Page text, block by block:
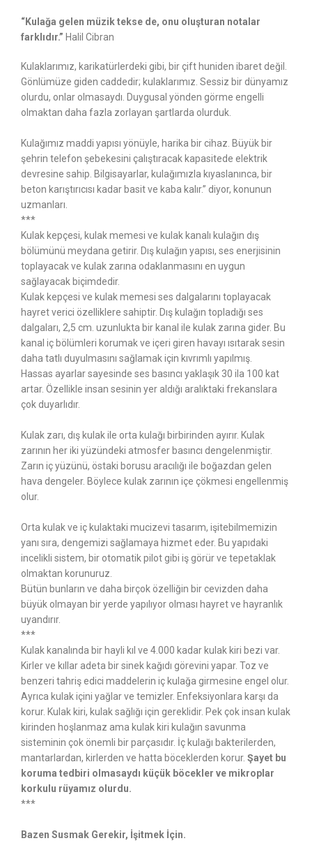
“Kulağa gelen müzik tekse de, onu oluşturan notalar
farklıdır.” Halil Cibran
Kulaklarımız, karikatürlerdeki gibi, bir çift huniden ibaret değil.
Gönlümüze giden caddedir; kulaklarımız. Sessiz bir dünyamız
olurdu, onlar olmasaydı. Duygusal yönden görme engelli
olmaktan daha fazla zorlayan şartlarda olurduk.
Kulağımız maddi yapısı yönüyle, harika bir cihaz. Büyük bir
şehrin telefon şebekesini çalıştıracak kapasitede elektrik
devresine sahip. Bilgisayarlar, kulağımızla kıyaslanınca, bir
beton karıştırıcısı kadar basit ve kaba kalır.” diyor, konunun
uzmanları.
***
Kulak kepçesi, kulak memesi ve kulak kanalı kulağın dış
bölümünü meydana getirir. Dış kulağın yapısı, ses enerjisinin
toplayacak ve kulak zarına odaklanmasını en uygun
sağlayacak biçimdedir.
Kulak kepçesi ve kulak memesi ses dalgalarını toplayacak
hayret verici özelliklere sahiptir. Dış kulağın topladığı ses
dalgaları, 2,5 cm. uzunlukta bir kanal ile kulak zarına gider. Bu
kanal iç bölümleri korumak ve içeri giren havayı ısıtarak sesin
daha tatlı duyulmasını sağlamak için kıvrımlı yapılmış.
Hassas ayarlar sayesinde ses basıncı yaklaşık 30 ila 100 kat
artar. Özellikle insan sesinin yer aldığı aralıktaki frekanslara
çok duyarlıdır.
Kulak zarı, dış kulak ile orta kulağı birbirinden ayırır. Kulak
zarının her iki yüzündeki atmosfer basıncı dengelenmiştir.
Zarın iç yüzünü, östaki borusu aracılığı ile boğazdan gelen
hava dengeler. Böylece kulak zarının içe çökmesi engellenmiş
olur.
Orta kulak ve iç kulaktaki mucizevi tasarım, işitebilmemizin
yanı sıra, dengemizi sağlamaya hizmet eder. Bu yapıdaki
incelikli sistem, bir otomatik pilot gibi iş görür ve tepetaklak
olmaktan korunuruz.
Bütün bunların ve daha birçok özelliğin bir cevizden daha
büyük olmayan bir yerde yapılıyor olması hayret ve hayranlık
uyandırır.
***
Kulak kanalında bir hayli kıl ve 4.000 kadar kulak kiri bezi var.
Kirler ve kıllar adeta bir sinek kağıdı görevini yapar. Toz ve
benzeri tahriş edici maddelerin iç kulağa girmesine engel olur.
Ayrıca kulak içini yağlar ve temizler. Enfeksiyonlara karşı da
korur. Kulak kiri, kulak sağlığı için gereklidir. Pek çok insan kulak
kirinden hoşlanmaz ama kulak kiri kulağın savunma
sisteminin çok önemli bir parçasıdır. İç kulağı bakterilerden,
mantarlardan, kirlerden ve hatta böceklerden korur. Şayet bu
koruma tedbiri olmasaydı küçük böcekler ve mikroplar
korkulu rüyamız olurdu.
***
Bazen Susmak Gerekir, İşitmek İçin.